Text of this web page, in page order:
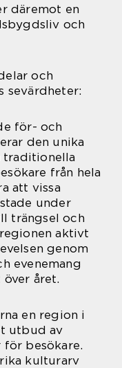
däremot en
och
och
sevärdheter:
för- och
den unika
traditionella
från hela
att vissa
under
trängsel och
aktivt
genom
evenemang
året.
en region i
utbud av
besökare.
kulturarv